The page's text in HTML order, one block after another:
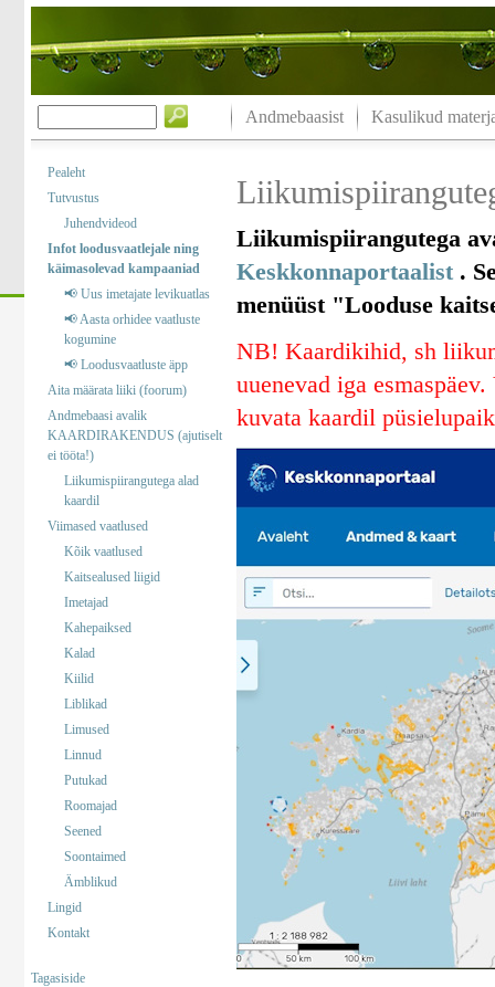
Andmebaasist Kasulikud
Pealeht
Tutvustus
Juhendvideod
Infot loodusvaatlejale ning
käimasolevad kampaaniad
📢 Uus imetajate levikuatlas
📢 Aasta orhidee vaatluste
kogumine
📢 Loodusvaatluste äpp
Aita määrata liiki (foorum)
Andmebaasi avalik
KAARDIRAKENDUS (ajutiselt
ei tööta!)
Liikumispiirangutega alad
kaardil
Viimased vaatlused
Kõik vaatlused
Kaitsealused liigid
Imetajad
Kahepaiksed
Kalad
Kiilid
Liblikad
Limused
Linnud
Putukad
Roomajad
Seened
Soontaimed
Ämblikud
Lingid
Kontakt
Tagasiside
Liikumispiirangutega
Keskkonnaportaalist.
menüüst "Looduse
NB! Kaardikihid, sh
uuenevad iga
kuvata kaardil